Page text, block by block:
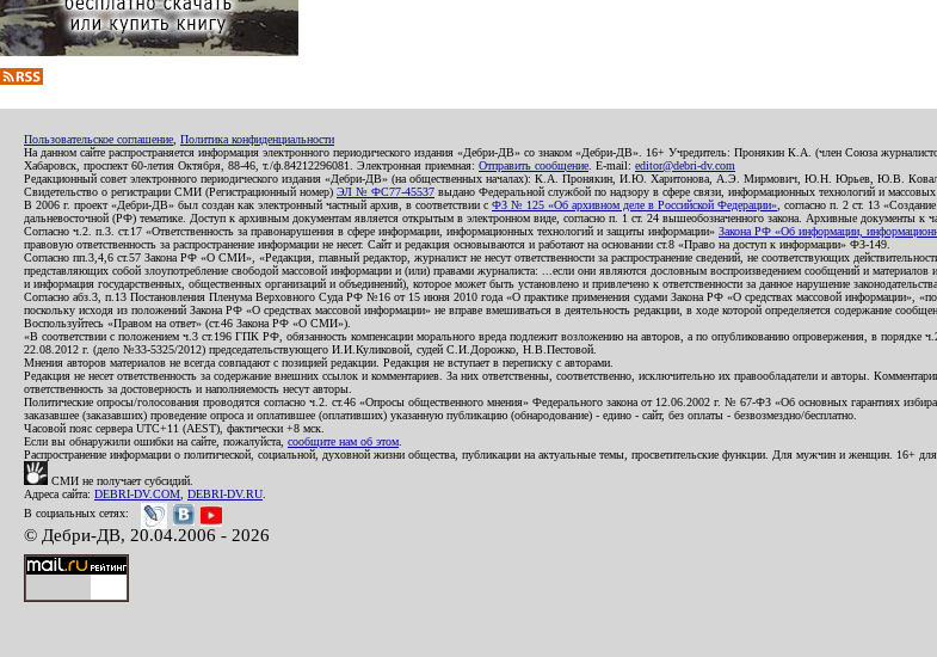
Пользовательское соглашение Политика конфиденциальности
На данном сайте распространяется информация электронного периодического издания «Дебри-ДВ» со знаком «Дебри-ДВ». 16+ Учредитель: Пронякин К.А. (член Союза
Хабаровск, проспект 60-летия Октября, 88-46, т./ф.84212296081. Электронная приемная: Отправить сообщение . E-mail: editor@debri-dv.com
Редакционный совет электронного периодического издания «Дебри-ДВ» (на общественных началах): К.А. Пронякин, И.Ю. Харитонова, А.Э. Мирмович, Ю.Н. Юрьев,
Свидетельство о регистрации СМИ (Регистрационный номер) ЭЛ № ФС77-45537 выдано Федеральной службой по надзору в сфере связи, информационных технологий и
В 2006 г. проект «Дебри-ДВ» был создан как электронный частный архив, в соответствии с ФЗ № 125 «Об архивном деле в Российской Федерации» , согласно п. 2 ст. 13
дальневосточной (РФ) тематике. Доступ к архивным документам является открытым в электронном виде, согласно п. 1 ст. 24 вышеобозначенного закона. Архивные документы к
Согласно ч.2. п.3. ст.17 «Ответственность за правонарушения в сфере информации, информационных технологий и защиты информации» Закона РФ «Об информации,
правовую ответственность за распространение информации не несет. Сайт и редакция основываются и работают на основании ст.8 «Право на доступ к информации» ФЗ-149.
Согласно пп.3,4,6 ст.57 Закона РФ «О СМИ», «Редакция, главный редактор, журналист не несут ответственности за распространение сведений, не соответствующих
представляющих собой злоупотребление свободой массовой информации и (или) правами журналиста: ...если они являются дословным воспроизведением сообщений и
и информация государственных, общественных организаций и объединений), которое может быть установлено и привлечено к ответственности за данное нарушение
Согласно абз.3, п.13 Постановления Пленума Верховного Суда РФ №16 от 15 июня 2010 года «О практике применения судами Закона РФ «О средствах массовой информации»,
поскольку исходя из положений Закона РФ «О средствах массовой информации» не вправе вмешиваться в деятельность редакции, в ходе которой определяется содержание
Воспользуйтесь «Правом на ответ» (ст.46 Закона РФ «О СМИ»).
«В соответствии с положением ч.3 ст.196 ГПК РФ, обязанность компенсации морального вреда подлежит возложению на авторов, а по опубликованию опровержения, в порядке
22.08.2012 г. (дело №33-5325/2012) председательствующего И.И.Куликовой, судей С.И.Дорожко, Н.В.Пестовой.
Мнения авторов материалов не всегда совпадают с позицией редакции. Редакция не вступает в переписку с авторами.
Редакция не несет ответственность за содержание внешних ссылок и комментариев. За них ответственны, соответственно, исключительно их правообладатели и авторы.
ответственность за достоверность и наполняемость несут авторы.
Политические опросы/голосования проводятся согласно ч.2. ст.46 «Опросы общественного мнения» Федерального закона от 12.06.2002 г. № 67-ФЗ «Об основных гарантиях
заказавшее (заказавших) проведение опроса и оплатившее (оплативших) указанную публикацию (обнародование) - едино - сайт, без оплаты - безвозмездно/бесплатно.
Часовой пояс сервера UTC+11 (AEST), фактически +8 мск.
Если вы обнаружили ошибки на сайте, пожалуйста, сообщите нам об этом
Распространение информации о политической, социальной, духовной жизни общества, публикации на актуальные темы, просветительские функции. Для мужчин и женщин. 16+ для
СМИ не получает субсидий.
Адреса сайта: DEBRI-DV.COM DEBRI-DV.RU
В социальных сетях:
© Дебри-ДВ, 20.04.2006 - 2026